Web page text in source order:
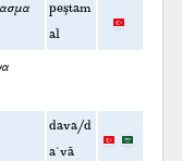
peştam
al
dava/d
aʿvā